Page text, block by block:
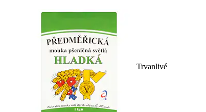
Trvanlivé